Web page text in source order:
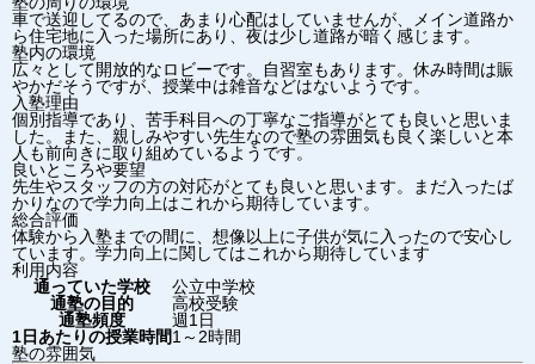
車で送迎してるので、あまり心配はしていませんが、メイン道路か
ら住宅地に入った場所にあり、夜は少し道路が暗く感じます。
塾内の環境
広々として開放的なロビーです。自習室もあります。休み時間は賑
やかだそうですが、授業中は雑音などはないようです。
入塾理由
個別指導であり、苦手科目への丁寧なご指導がとても良いと思いま
した。また、親しみやすい先生なので塾の雰囲気も良く楽しいと本
人も前向きに取り組めているようです。
良いところや要望
先生やスタッフの方の対応がとても良いと思います。まだ入ったば
かりなので学力向上はこれから期待しています。
総合評価
体験から入塾までの間に、想像以上に子供が気に入ったので安心し
ています。学力向上に関してはこれから期待しています
利用内容
通っていた学校
公立中学校
通塾の目的
高校受験
通塾頻度
週1日
1日あたりの授業時間1～2時間
塾の雰囲気